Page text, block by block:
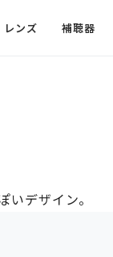
レンズ 補聴器
デザイン。